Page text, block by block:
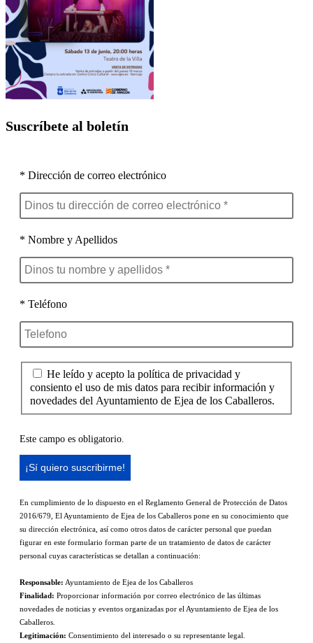
Suscríbete al boletín
* Dirección de correo electrónico
* Nombre y Apellidos
* Teléfono
He leído y acepto la política de privacidad y
consiento el uso de mis datos para recibir información y
novedades del Ayuntamiento de Ejea de los Caballeros.
Este campo es obligatorio.
En cumplimiento de lo dispuesto en el Reglamento General de Protección de Datos
2016/679, El Ayuntamiento de Ejea de los Caballeros pone en su conocimiento que
su dirección electrónica, así como otros datos de carácter personal que puedan
figurar en este formulario forman parte de un tratamiento de datos de carácter
personal cuyas características se detallan a continuación:
Responsable: Ayuntamiento de Ejea de los Caballeros
Finalidad: Proporcionar información por correo electrónico de las últimas
novedades de noticias y eventos organizadas por el Ayuntamiento de Ejea de los
Caballeros.
Legitimación: Consentimiento del interesado o su representante legal.